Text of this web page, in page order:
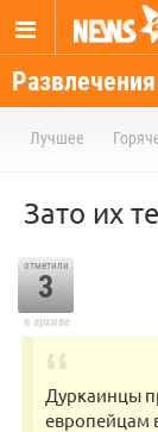
Развлечения
Лучшее
Зато их
отметили
3
в архиве
Дуркаинцы
европейцам